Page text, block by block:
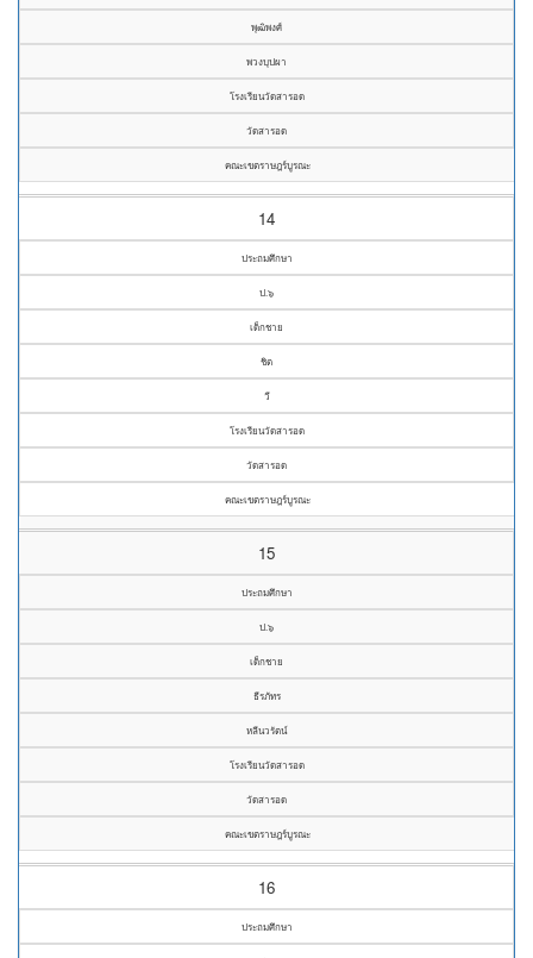
พุฒิพงศ์
พวงบุปผา
โรงเรียนวัดสารอด
วัดสารอด
คณะเขตราษฎร์บูรณะ
14
ประถมศึกษา
ป.๖
เด็กชาย
ชิต
วี
โรงเรียนวัดสารอด
วัดสารอด
คณะเขตราษฎร์บูรณะ
15
ประถมศึกษา
ป.๖
เด็กชาย
ธีรภัทร
หลีนวรัตน์
โรงเรียนวัดสารอด
วัดสารอด
คณะเขตราษฎร์บูรณะ
16
ประถมศึกษา